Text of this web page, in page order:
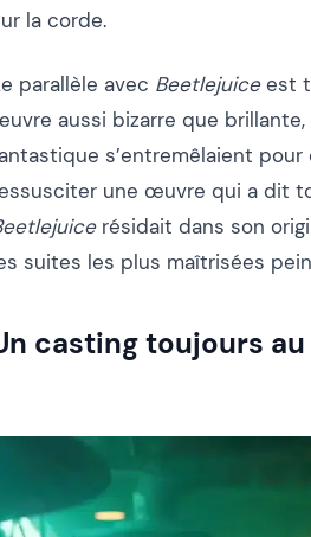
la corde.
parallèle avec Beetlejuiceest
aussi bizarre que
s’entremêlaient
une œuvre qui a dit
résidait dans son
suites les plus maîtrisées
casting toujours